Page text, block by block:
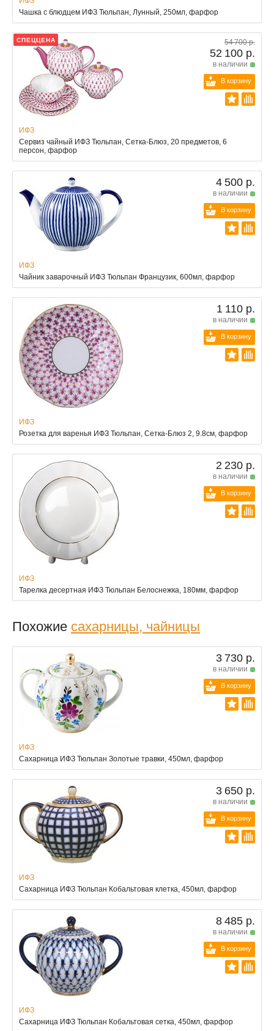
Чашка с блюдцем ИФЗ Тюльпан, Лунный, 250мл, фарфор
СПЕЦЦЕНА 54 700 р.
52 100 р.
в наличии
В корзину
ИФЗ
Сервиз чайный ИФЗ Тюльпан, Сетка-Блюз, 20 предметов, 6
персон, фарфор
4 500 р.
в наличии
В корзину
ИФЗ
Чайник заварочный ИФЗ Тюльпан Французик, 600мл, фарфор
1 110 р.
в наличии
В корзину
ИФЗ
Розетка для варенья ИФЗ Тюльпан, Сетка-Блюз 2, 9.8см, фарфор
2 230 р.
в наличии
В корзину
ИФЗ
Тарелка десертная ИФЗ Тюльпан Белоснежка, 180мм, фарфор
Похожие сахарницы, чайницы
3 730 р.
в наличии
В корзину
ИФЗ
Сахарница ИФЗ Тюльпан Золотые травки, 450мл, фарфор
3 650 р.
в наличии
В корзину
ИФЗ
Сахарница ИФЗ Тюльпан Кобальтовая клетка, 450мл, фарфор
8 485 р.
в наличии
В корзину
ИФЗ
Сахарница ИФЗ Тюльпан Кобальтовая сетка, 450мл, фарфор